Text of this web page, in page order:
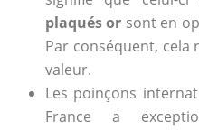
plaqués or sont en
Par conséquent,
valeur.
Les poinçons
France a